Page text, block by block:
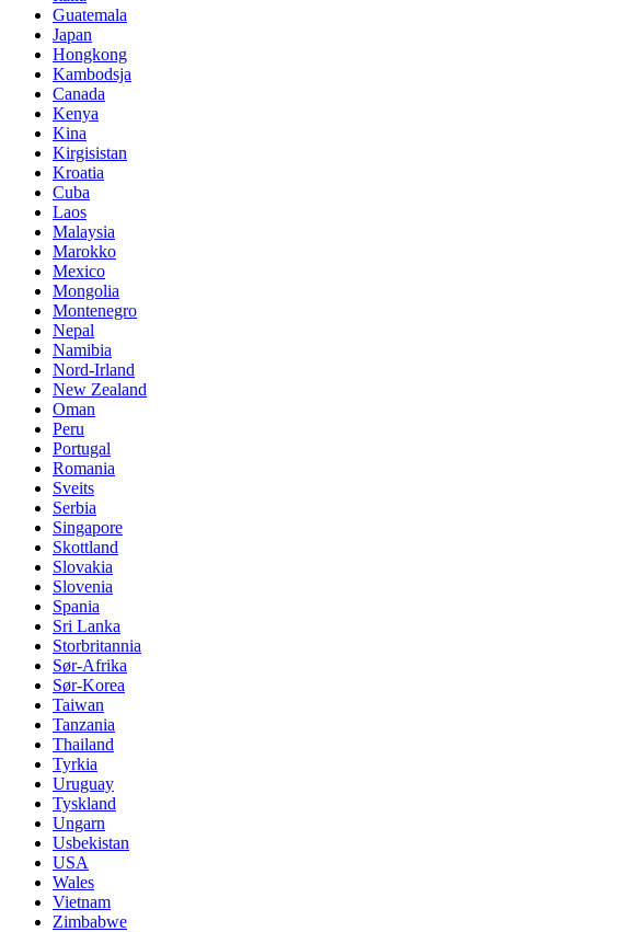
Guatemala
Japan
Hongkong
Kambodsja
Canada
Kenya
Kina
Kirgisistan
Kroatia
Cuba
Laos
Malaysia
Marokko
Mexico
Mongolia
Montenegro
Nepal
Namibia
Nord-Irland
New Zealand
Oman
Peru
Portugal
Romania
Sveits
Serbia
Singapore
Skottland
Slovakia
Slovenia
Spania
Sri Lanka
Storbritannia
Sør-Afrika
Sør-Korea
Taiwan
Tanzania
Thailand
Tyrkia
Uruguay
Tyskland
Ungarn
Usbekistan
USA
Wales
Vietnam
Zimbabwe